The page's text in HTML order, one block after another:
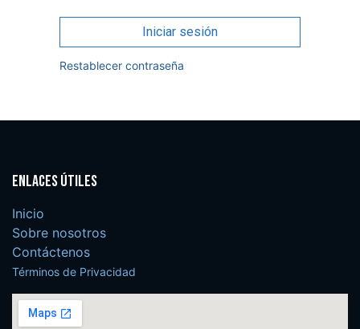
Iniciar sesión
Restablecer contraseña
Enlaces útiles
Inicio
Sobre nosotros
Contáctenos
Términos de Privacidad